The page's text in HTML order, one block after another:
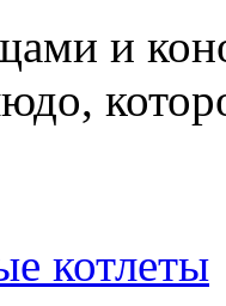
и
котлеты